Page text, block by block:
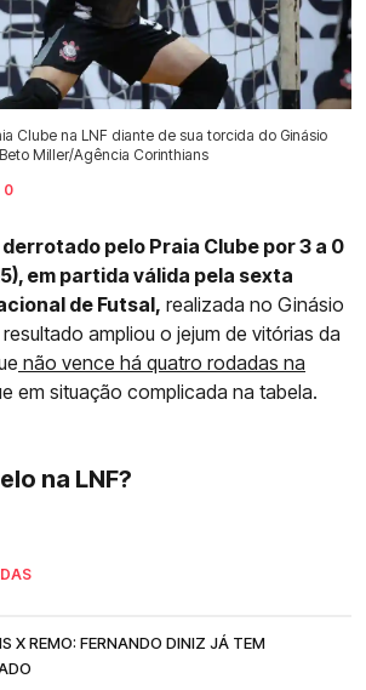
Clube na LNF diante de sua torcida do Ginásio
Miller/Agência Corinthians
0
pelo Praia Clube por 3 a 0
em partida válida pela sexta
de Futsal, realizada no Ginásio
ampliou o jejum de vitórias da
não vence há quatro rodadas na
em situação complicada na tabela.
na LNF?
X REMO: FERNANDO DINIZ JÁ TEM